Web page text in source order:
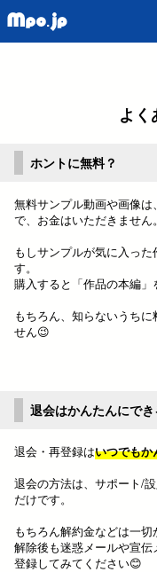
よく
ホントに無料？
無料サンプル動画や画像
で、お金はいただきません。
もしサンプルが気に入っ
す。
購入すると「作品の本編」
もちろん、知らないうち
せん😉
退会はかんたんにでき
退会・再登録はいつでもか
退会の方法は、サポート/
だけです。
もちろん解約金などは一切
解除後も迷惑メールや宣
登録してみてください😊